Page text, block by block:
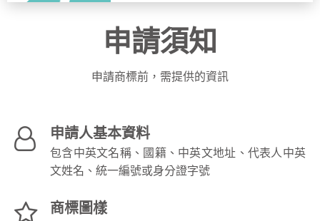
申請須知
申請商標前，需提供的資訊
申請人基本資料
包含中英文名稱、國籍、中英文地址、代表人中英
文姓名、統一編號或身分證字號
商標圖樣